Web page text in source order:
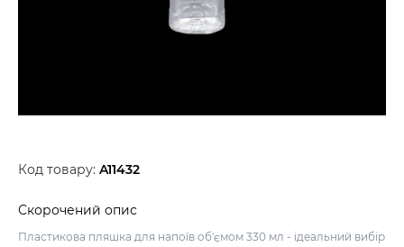
Код товару: A11432
Скорочений опис
Пластикова пляшка для напоїв об'ємом 330 мл - ідеальний вибір